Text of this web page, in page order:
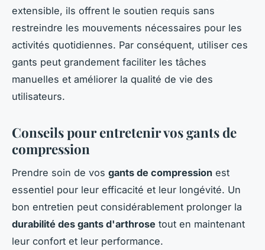
extensible, ils offrent le soutien requis sans
restreindre les mouvements nécessaires pour les
activités quotidiennes. Par conséquent, utiliser ces
gants peut grandement faciliter les tâches
manuelles et améliorer la qualité de vie des
utilisateurs.
Conseils pour entretenir vos gants de
compression
Prendre soin de vos gants de compression est
essentiel pour leur efficacité et leur longévité. Un
bon entretien peut considérablement prolonger la
durabilité des gants d'arthrose tout en maintenant
leur confort et leur performance.